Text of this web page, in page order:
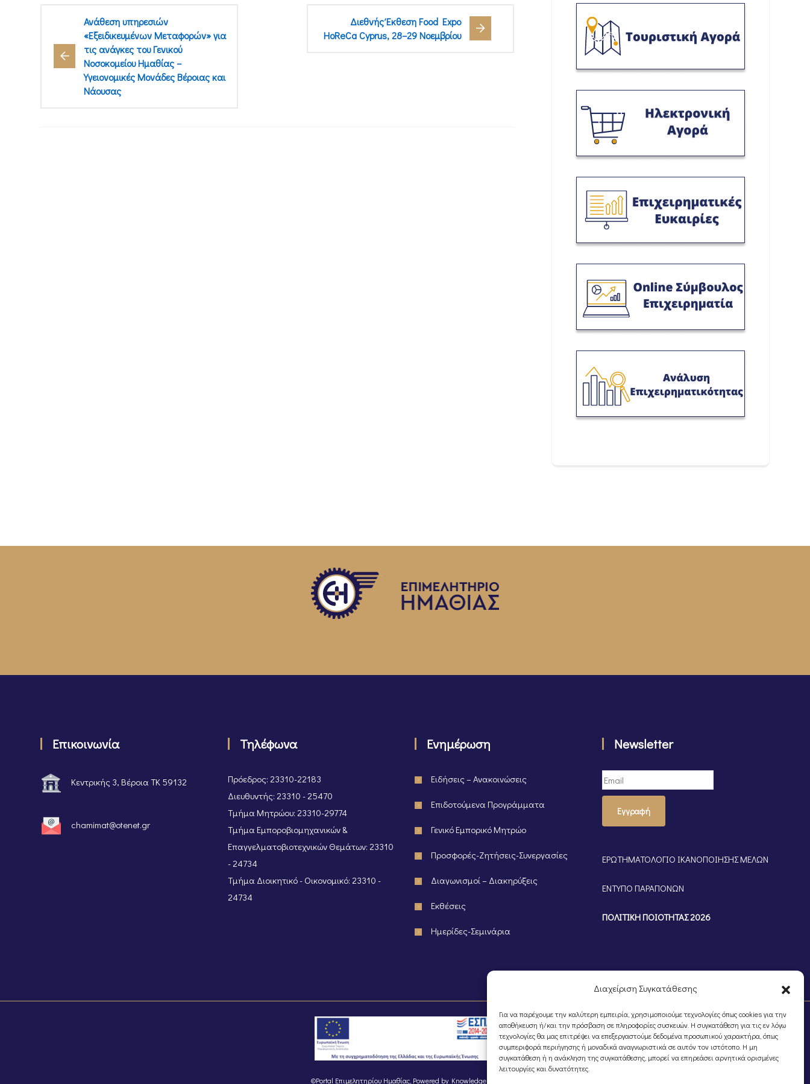
Διαχείριση Συγκατάθεσης
Για να παρέχουμε την καλύτερη εμπειρία, χρησιμοποιούμε τεχνολογίες όπως cookies για την
αποθήκευση ή/και την πρόσβαση σε πληροφορίες συσκευών. Η συγκατάθεση για τις εν λόγω
τεχνολογίες θα μας επιτρέψει να επεξεργαστούμε δεδομένα προσωπικού χαρακτήρα, όπως
συμπεριφορά περιήγησης ή μοναδικά αναγνωριστικά σε αυτόν τον ιστότοπο. Η μη
συγκατάθεση ή η ανάκληση της συγκατάθεσης, μπορεί να επηρεάσει αρνητικά ορισμένες
λειτουργίες και δυνατότητες.
Ανάθεση υπηρεσιών
«Εξειδικευμένων Μεταφορών» για
τις ανάγκες του Γενικού
Νοσοκομείου Ημαθίας –
Υγειονομικές Μονάδες Βέροιας και
Νάουσας
Διεθνής Έκθεση Food Expo
HoReCa Cyprus, 28–29 Νοεμβρίου
Επικοινωνία
Κεντρικής 3, Βέροια ΤΚ 59132
chamimat@otenet.gr
Τηλέφωνα
Πρόεδρος: 23310-22183
Διευθυντής: 23310 - 25470
Τμήμα Μητρώου: 23310-29774
Τμήμα Εμποροβιομηχανικών &
Επαγγελματοβιοτεχνικών Θεμάτων: 23310
- 24734
Τμήμα Διοικητικό - Οικονομικό: 23310 -
24734
Ενημέρωση
Ειδήσεις – Ανακοινώσεις
Επιδοτούμενα Προγράμματα
Γενικό Εμπορικό Μητρώο
Προσφορές-Ζητήσεις-Συνεργασίες
Διαγωνισμοί – Διακηρύξεις
Εκθέσεις
Ημερίδες-Σεμινάρια
Newsletter
Εγγραφή
ΕΡΩΤΗΜΑΤΟΛΟΓΙΟ ΙΚΑΝΟΠΟΙΗΣΗΣ ΜΕΛΩΝ
ΕΝΤΥΠΟ ΠΑΡΑΠΟΝΩΝ
ΠΟΛΙΤΙΚΗ ΠΟΙΟΤΗΤΑΣ 2026
©Portal Επιμελητηρίου Ημαθίας, Powered by Knowledge A.E.